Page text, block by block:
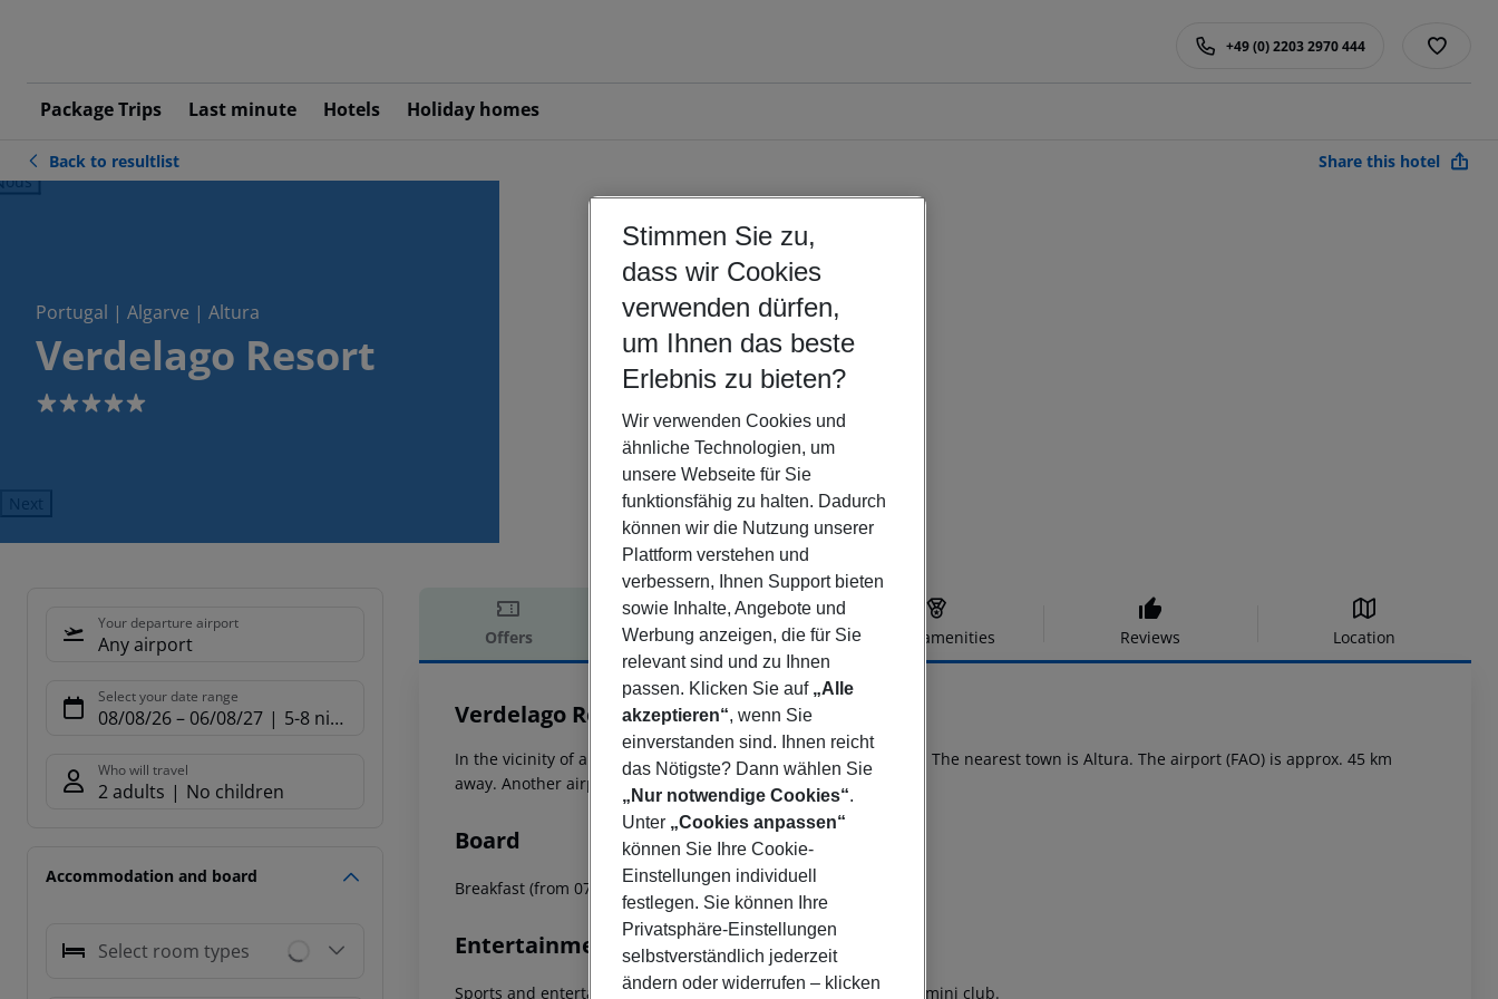
Package Trips Last minute Hotels Holiday homes
+49 (0) 2203 2970 444
Back to resultlist Share this hotel
Portugal | Algarve | Altura
Verdelago Resort
5
Next
Your departure airport
Any airport
Select your date range
08/08/26– 06/08/27 5-8 nights
Who will travel
2 adults No children
Accommodation and board
Select room types
Offers Offer description Hotel amenities Reviews Location
Offer description
Verdelago Resort
5
In the vicinity of a beach is situated the hotel Verdelago Resort. The nearest town is Altura. The airport (FAO) is approx. 45 km
away. Another airport (LIS) is located approx. 0 m away.
Board
Breakfast (from 07:30 - 10:30) from the buffet.
Entertainment
Sports and entertainment: Tennis (for free). Child supervision: mini club.
Stimmen Sie zu,
dass wir Cookies
verwenden dürfen,
um Ihnen das beste
Erlebnis zu bieten?
Wir verwenden Cookies und
ähnliche Technologien, um
unsere Webseite für Sie
funktionsfähig zu halten. Dadurch
können wir die Nutzung unserer
Plattform verstehen und
verbessern, Ihnen Support bieten
sowie Inhalte, Angebote und
Werbung anzeigen, die für Sie
relevant sind und zu Ihnen
passen. Klicken Sie auf „Alle
akzeptieren“, wenn Sie
einverstanden sind. Ihnen reicht
das Nötigste? Dann wählen Sie
„Nur notwendige Cookies“.
Unter „Cookies anpassen“
können Sie Ihre Cookie-
Einstellungen individuell
festlegen. Sie können Ihre
Privatsphäre-Einstellungen
selbstverständlich jederzeit
ändern oder widerrufen – klicken